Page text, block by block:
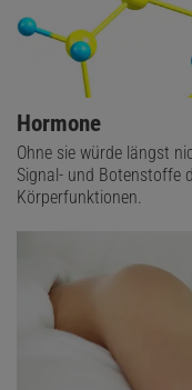
Hormone
Ohne sie würde längst
Signal- und Botenstoffe
Körperfunktionen.